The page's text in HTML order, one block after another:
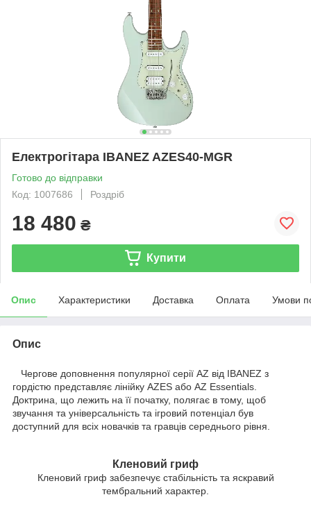
Електрогітара IBANEZ AZES40-MGR
Готово до відправки
Код: 1007686
Роздріб
18 480 ₴
Купити
Опис Характеристики Доставка Оплата Умови
Опис
Чергове доповнення популярної серії AZ від IBANEZ з
гордістю представляє лінійку AZES або AZ Essentials.
Доктрина, що лежить на її початку, полягає в тому, щоб
звучання та універсальність та ігровий потенціал був
доступний для всіх новачків та гравців середнього рівня.
Кленовий гриф
Кленовий гриф забезпечує стабільність та яскравий
тембральний характер.